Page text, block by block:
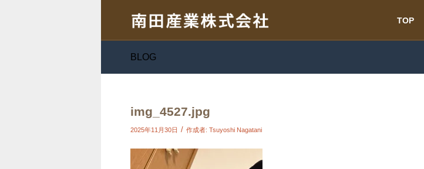
TOP
BLOG
img_4527.jpg
2025年11月30日 / 作成者: Tsuyoshi Nagatani